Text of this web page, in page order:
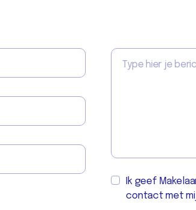
Ik geef
contact met